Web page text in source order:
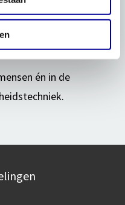
school voor de
én in de